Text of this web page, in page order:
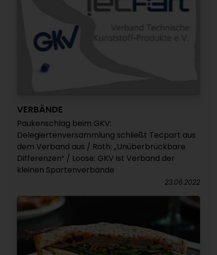
VERBÄNDE
Paukenschlag beim GKV:
Delegiertenversammlung schließt Tecpart aus
dem Verband aus / Roth: „Unüberbrückbare
Differenzen“ / Loose: GKV ist Verband der
kleinen Spartenverbände
23.06.2022